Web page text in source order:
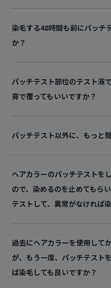
染毛する48時間も前にパッチ
か？
パッチテスト部位のテスト液
膏で覆ってもいいですか？
パッチテスト以外に、もっと
ヘアカラーのパッチテストを
ので、染めるのを止めてもら
テストして、異常がなければ
過去にヘアカラーを使用して
が、もう一度、パッチテスト
ば染毛しても良いですか？